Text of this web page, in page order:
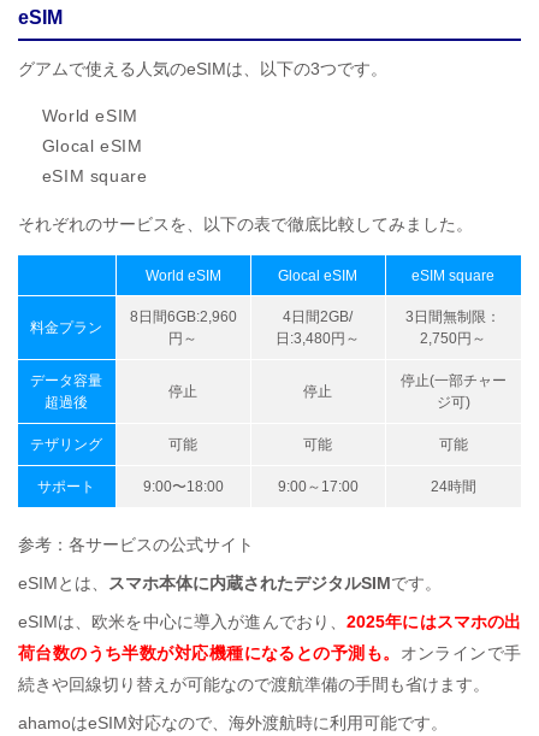
eSIM
グアムで使える人気のeSIMは、以下の3つです。
World eSIM
Glocal eSIM
eSIM square
それぞれのサービスを、以下の表で徹底比較してみました。
World eSIM Glocal eSIM eSIM square
料金プラン
8日間6GB:2,960
円～
4日間2GB/
日:3,480円～
3日間無制限：
2,750円～
データ容量
超過後
停止 停止
停止(一部チャー
ジ可)
テザリング 可能 可能 可能
サポート 9:00〜18:00 9:00～17:00 24時間
参考：各サービスの公式サイト
eSIMとは、
スマホ本体に内蔵されたデジタルSIMです。
eSIMは、欧米を中心に導入が進んでおり、2025年にはスマホの出
荷台数のうち半数が対応機種になるとの予測も。 オンラインで手
続きや回線切り替えが可能なので渡航準備の手間も省けます。
ahamoはeSIM対応なので、海外渡航時に利用可能です。